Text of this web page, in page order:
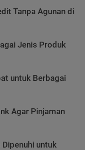
Tanpa Agunan di
Jenis Produk
untuk Berbagai
Agar Pinjaman
untuk